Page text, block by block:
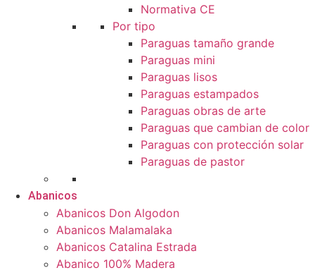
Normativa CE
Por tipo
Paraguas tamaño grande
Paraguas mini
Paraguas lisos
Paraguas estampados
Paraguas obras de arte
Paraguas que cambian de color
Paraguas con protección solar
Paraguas de pastor
Abanicos
Abanicos Don Algodon
Abanicos Malamalaka
Abanicos Catalina Estrada
Abanico 100% Madera